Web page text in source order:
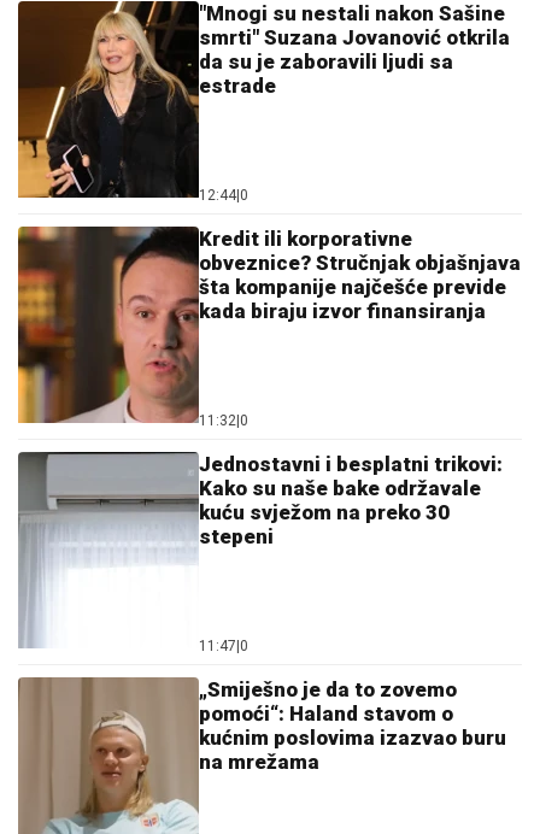
"Mnogi su nestali nakon Sašine
smrti" Suzana Jovanović otkrila
da su je zaboravili ljudi sa
estrade
12:44 0
Kredit ili korporativne
obveznice? Stručnjak objašnjava
šta kompanije najčešće previde
kada biraju izvor finansiranja
11:32 0
Jednostavni i besplatni trikovi:
Kako su naše bake održavale
kuću svježom na preko 30
stepeni
11:47 0
„Smiješno je da to zovemo
pomoći“: Haland stavom o
kućnim poslovima izazvao buru
na mrežama